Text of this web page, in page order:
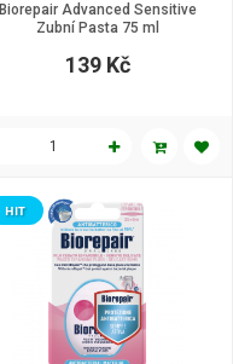
Biorepair Advanced Sensitive
Zubní Pasta 75 ml
139 Kč
HIT